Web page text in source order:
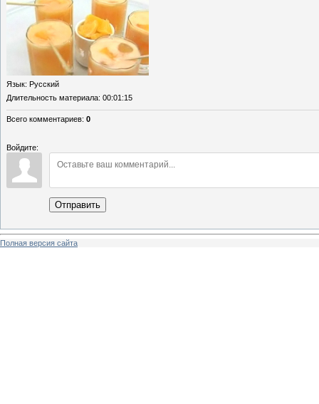
Язык: Русский
Длительность материала: 00:01:15
Всего комментариев: 0
Войдите:
Отправить
Полная версия сайта